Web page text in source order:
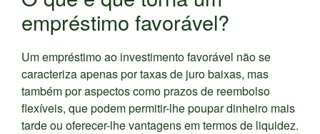
empréstimo favorável?
Um empréstimo ao investimento favorável não se
caracteriza apenas por taxas de juro baixas, mas
também por aspectos como prazos de reembolso
flexíveis, que podem permitir-lhe poupar dinheiro mais
tarde ou oferecer-lhe vantagens em termos de liquidez.